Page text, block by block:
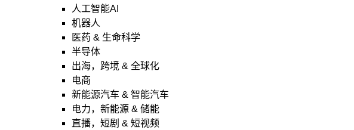
人工智能AI
机器人
医药 & 生命科学
半导体
出海，跨境 & 全球化
电商
新能源汽车 & 智能汽车
电力，新能源 & 储能
直播，短剧 & 短视频